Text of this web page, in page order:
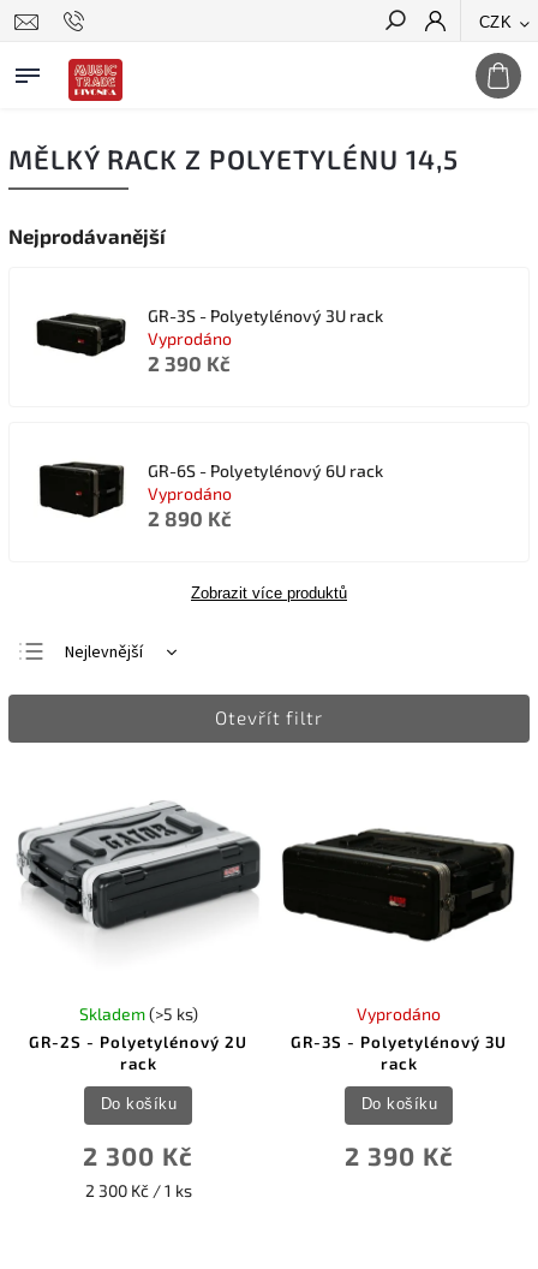
CZK
Hledat
MĚLKÝ RACK Z POLYETYLÉNU 14,5
Nejprodávanější
GR-3S - Polyetylénový 3U rack
Vyprodáno
2 390 Kč
GR-6S - Polyetylénový 6U rack
Vyprodáno
2 890 Kč
Zobrazit více produktů
Nejlevnější
Nejdražší
Otevřít filtr
GR-2S - Polyetylénový 2U
rack
Skladem(>5 ks)
2 300 Kč
2 300 Kč / 1 ks
Do košíku
GR-3S - Polyetylénový 3U
rack
Vyprodáno
2 390 Kč
Do košíku